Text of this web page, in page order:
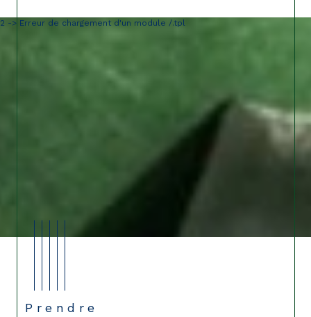
2 -> Erreur de chargement d'un module /.tpl
Prendre